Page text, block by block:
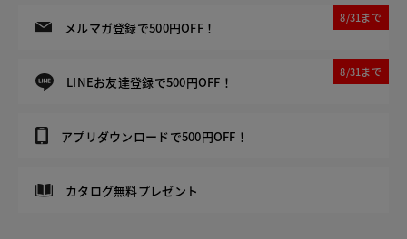
メルマガ登録で500円OFF！
8/31まで
LINEお友達登録で500円OFF！
8/31まで
アプリダウンロードで500円OFF！
カタログ無料プレゼント